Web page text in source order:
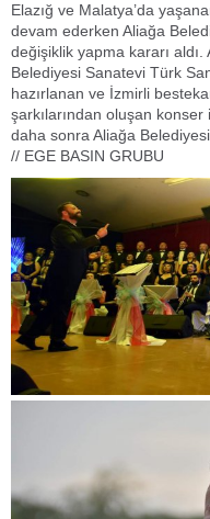
Elazığ ve Malatya’da
devam ederken Aliağa
değişiklik yapma kararı
Belediyesi Sanatevi Türk
hazırlanan ve İzmirli
şarkılarından oluşan
daha sonra Aliağa
// EGE BASIN GRUBU